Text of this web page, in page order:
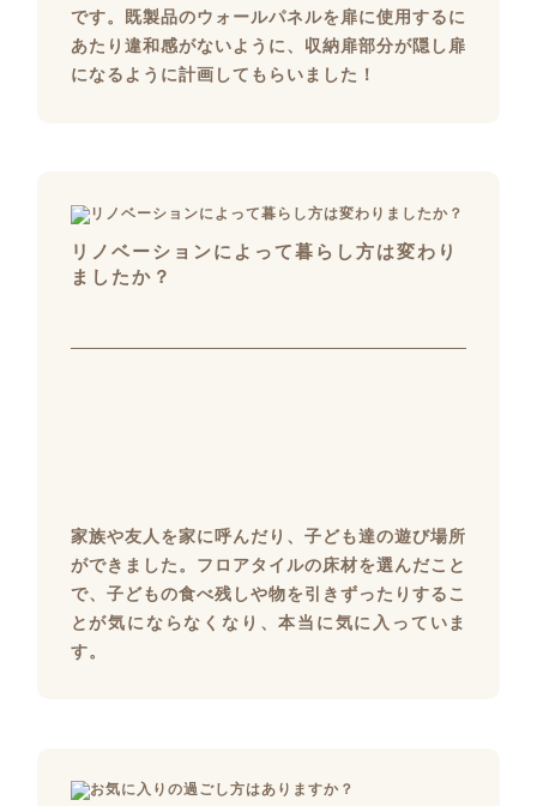
です。既製品のウォールパネルを扉に使用するに
あたり違和感がないように、収納扉部分が隠し扉
になるように計画してもらいました！
リノベーションによって暮らし方は変わり
ましたか？
家族や友人を家に呼んだり、子ども達の遊び場所
ができました。フロアタイルの床材を選んだこと
で、子どもの食べ残しや物を引きずったりするこ
とが気にならなくなり、本当に気に入っていま
す。